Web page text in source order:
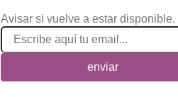
Avisar si vuelve a estar disponible.
enviar